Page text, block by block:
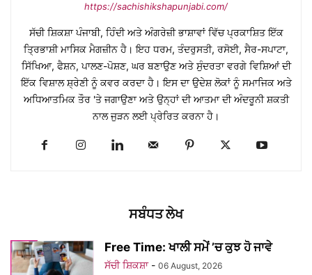
https://sachishikshapunjabi.com/
ਸੱਚੀ ਸ਼ਿਕਸ਼ਾ ਪੰਜਾਬੀ, ਹਿੰਦੀ ਅਤੇ ਅੰਗਰੇਜ਼ੀ ਭਾਸ਼ਾਵਾਂ ਵਿੱਚ ਪ੍ਰਕਾਸ਼ਿਤ ਇੱਕ
ਤ੍ਰਿਭਾਸ਼ੀ ਮਾਸਿਕ ਮੈਗਜ਼ੀਨ ਹੈ। ਇਹ ਧਰਮ, ਤੰਦਰੁਸਤੀ, ਰਸੋਈ, ਸੈਰ-ਸਪਾਟਾ,
ਸਿੱਖਿਆ, ਫੈਸ਼ਨ, ਪਾਲਣ-ਪੋਸ਼ਣ, ਘਰ ਬਣਾਉਣ ਅਤੇ ਸੁੰਦਰਤਾ ਵਰਗੇ ਵਿਸ਼ਿਆਂ ਦੀ
ਇੱਕ ਵਿਸ਼ਾਲ ਸ਼੍ਰੇਣੀ ਨੂੰ ਕਵਰ ਕਰਦਾ ਹੈ। ਇਸ ਦਾ ਉਦੇਸ਼ ਲੋਕਾਂ ਨੂੰ ਸਮਾਜਿਕ ਅਤੇ
ਅਧਿਆਤਮਿਕ ਤੌਰ 'ਤੇ ਜਗਾਉਣਾ ਅਤੇ ਉਨ੍ਹਾਂ ਦੀ ਆਤਮਾ ਦੀ ਅੰਦਰੂਨੀ ਸ਼ਕਤੀ
ਨਾਲ ਜੁੜਨ ਲਈ ਪ੍ਰੇਰਿਤ ਕਰਨਾ ਹੈ।
ਸਬੰਧਤ ਲੇਖ
Free Time: ਖਾਲੀ ਸਮੇਂ ’ਚ ਕੁਝ ਹੋ ਜਾਵੇ
ਸੱਚੀ ਸ਼ਿਕਸ਼ਾ - 06 August, 2026